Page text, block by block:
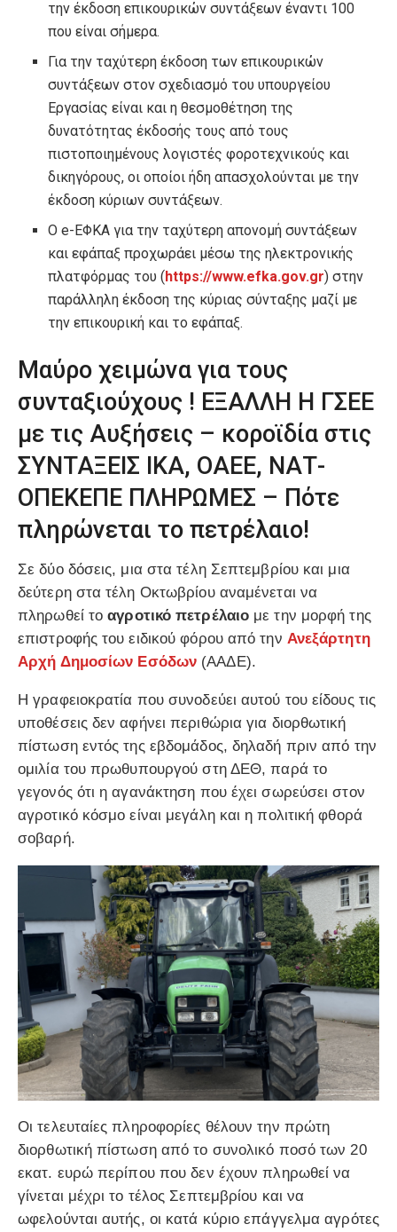
την έκδοση επικουρικών συντάξεων έναντι 100
που είναι σήμερα.
Για την ταχύτερη έκδοση των επικουρικών
συντάξεων στον σχεδιασμό του υπουργείου
Εργασίας είναι και η θεσμοθέτηση της
δυνατότητας έκδοσής τους από τους
πιστοποιημένους λογιστές φοροτεχνικούς και
δικηγόρους, οι οποίοι ήδη απασχολούνται με την
έκδοση κύριων συντάξεων.
Ο e-ΕΦΚΑ για την ταχύτερη απονομή συντάξεων
και εφάπαξ προχωράει μέσω της ηλεκτρονικής
πλατφόρμας του (https://www.efka.gov.gr) στην
παράλληλη έκδοση της κύριας σύνταξης μαζί με
την επικουρική και το εφάπαξ.
Μαύρο χειμώνα για τους
συνταξιούχους ! ΕΞΑΛΛΗ Η ΓΣΕΕ
με τις Αυξήσεις – κοροϊδία στις
ΣΥΝΤΑΞΕΙΣ ΙΚΑ, ΟΑΕΕ, ΝΑΤ-
ΟΠΕΚΕΠΕ ΠΛΗΡΩΜΕΣ – Πότε
πληρώνεται το πετρέλαιο!
Σε δύο δόσεις, μια στα τέλη Σεπτεμβρίου και μια
δεύτερη στα τέλη Οκτωβρίου αναμένεται να
πληρωθεί το αγροτικό πετρέλαιο με την μορφή της
επιστροφής του ειδικού φόρου από την Ανεξάρτητη
Αρχή Δημοσίων Εσόδων (ΑΑΔΕ).
Η γραφειοκρατία που συνοδεύει αυτού του είδους τις
υποθέσεις δεν αφήνει περιθώρια για διορθωτική
πίστωση εντός της εβδομάδος, δηλαδή πριν από την
ομιλία του πρωθυπουργού στη ΔΕΘ, παρά το
γεγονός ότι η αγανάκτηση που έχει σωρεύσει στον
αγροτικό κόσμο είναι μεγάλη και η πολιτική φθορά
σοβαρή.
Οι τελευταίες πληροφορίες θέλουν την πρώτη
διορθωτική πίστωση από το συνολικό ποσό των 20
εκατ. ευρώ περίπου που δεν έχουν πληρωθεί να
γίνεται μέχρι το τέλος Σεπτεμβρίου και να
ωφελούνται αυτής, οι κατά κύριο επάγγελμα αγρότες